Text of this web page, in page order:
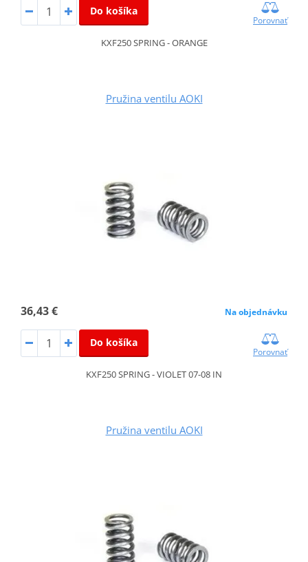
Do košíka
Porovnať
KXF250 SPRING - ORANGE
Pružina ventilu AOKI
36,43 € Na objednávku
Do košíka
Porovnať
KXF250 SPRING - VIOLET 07-08 IN
Pružina ventilu AOKI